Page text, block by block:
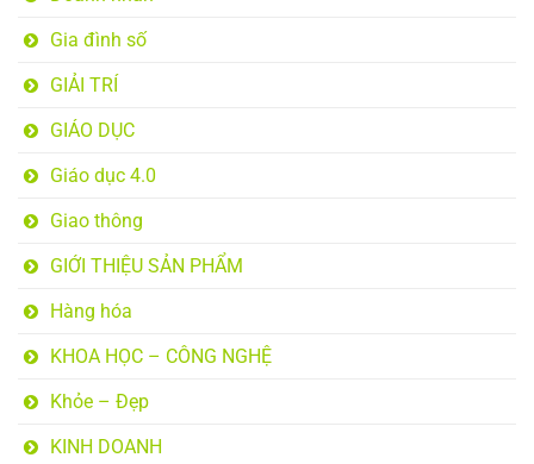
Gia đình số
GIẢI TRÍ
GIÁO DỤC
Giáo dục 4.0
Giao thông
GIỚI THIỆU SẢN PHẨM
Hàng hóa
KHOA HỌC – CÔNG NGHỆ
Khỏe – Đẹp
KINH DOANH